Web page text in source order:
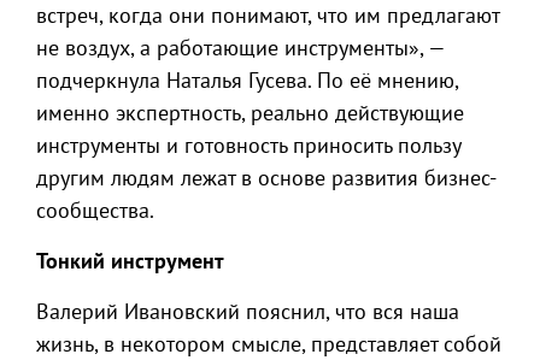
встреч, когда они понимают, что им предлагают
не воздух, а работающие инструменты», —
подчеркнула Наталья Гусева. По её мнению,
именно экспертность, реально действующие
инструменты и готовность приносить пользу
другим людям лежат в основе развития бизнес-
сообщества.
Тонкий инструмент
Валерий Ивановский пояснил, что вся наша
жизнь, в некотором смысле, представляет собой